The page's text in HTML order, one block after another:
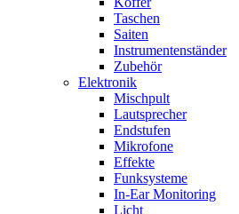
Taschen
Saiten
Instrumentenständer
Zubehör
Elektronik
Mischpult
Lautsprecher
Endstufen
Mikrofone
Effekte
Funksysteme
In-Ear Monitoring
Licht